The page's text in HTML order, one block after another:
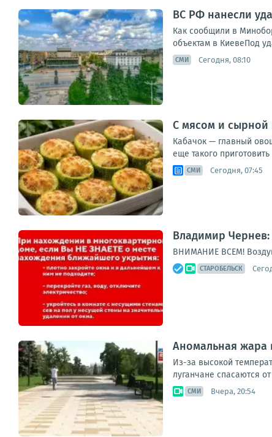
ВС РФ нанесли
Как сообщили в
объектам в КиевеПод
СМИ Сегодня, 08:10
С мясом и сырной
Кабачок — главный
еще такого
СМИ Сегодня, 07:45
Владимир
ВНИМАНИЕ ВСЕМ!
СТАРОБЕЛЬСК
Аномальная жара
Из-за высокой
луганчане спасаются
СМИ Вчера, 20:54